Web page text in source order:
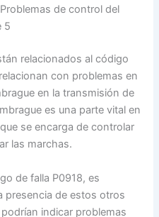
de control del
5
relacionados al código
con problemas en
en la transmisión de
es una parte vital en
se encarga de controlar
las marchas.
de falla P0918, es
presencia de estos otros
indicar problemas